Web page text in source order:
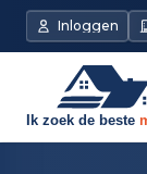
Inloggen